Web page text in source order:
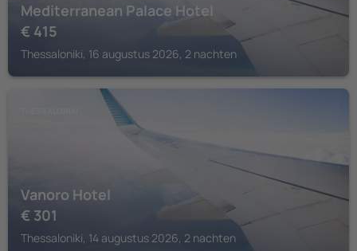
Mediterranean Palace Hotel
€ 415
Thessaloniki, 16 augustus 2026, 2 nachten
Vanoro Hotel
€ 301
Thessaloniki, 14 augustus 2026, 2 nachten